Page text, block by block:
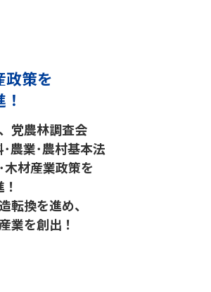
政策を
党農林調査会
農業･農村基本法
木材産業政策を
転換を進め、
業を創出！